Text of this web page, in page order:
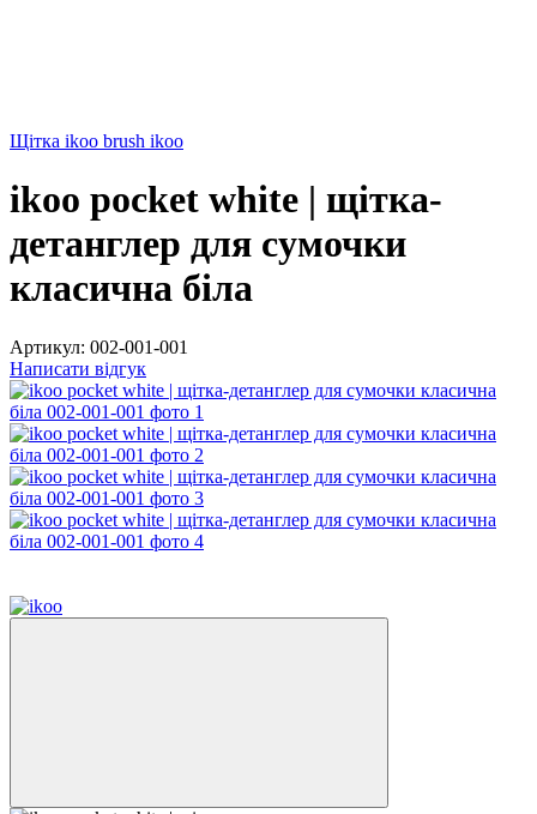
Щітка ikoo brush ikoo
ikoo pocket white | щітка-
детанглер для сумочки
класична біла
Артикул: 002-001-001
Написати відгук